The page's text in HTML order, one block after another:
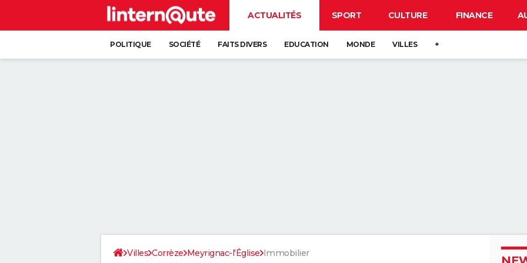
ACTUALITÉS SPORT CULTURE FINANCE
POLITIQUE SOCIÉTÉ FAITS DIVERS EDUCATION MONDE VILLES +
Villes Corrèze Meyrignac-l'Église Immobilier